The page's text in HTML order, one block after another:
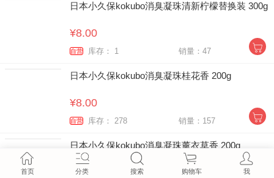
日本小久保kokubo消臭凝珠清新柠檬替换装 300g
¥8.00
自营 库存： 1 销量：47
日本小久保kokubo消臭凝珠桂花香 200g
¥8.00
自营 库存： 278 销量：157
日本小久保kokubo消臭凝珠薰衣草香 200g
¥8.00
首页 分类 搜索 购物车 我